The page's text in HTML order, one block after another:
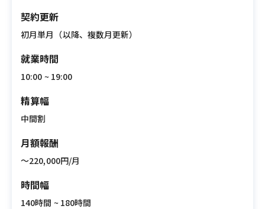
契約更新
初月単月（以降、複数月更新）
就業時間
10:00 ~ 19:00
精算幅
中間割
月額報酬
〜220,000円/月
時間幅
140時間 ~ 180時間